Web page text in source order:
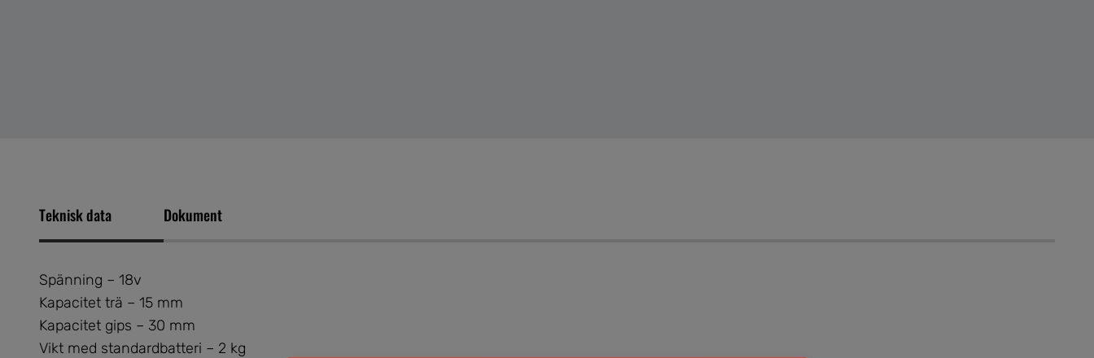
Teknisk data Dokument
Spänning – 18v
Kapacitet trä – 15 mm
Kapacitet gips – 30 mm
Vikt med standardbatteri – 2 kg